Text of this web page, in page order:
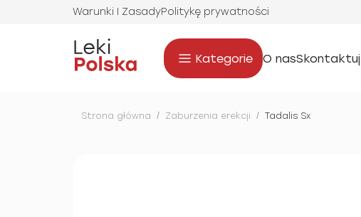
Warunki I ZasadyPolitykę prywatności
Kategorie O nasSkontaktuj
Strona główna / Zaburzenia erekcji / Tadalis Sx